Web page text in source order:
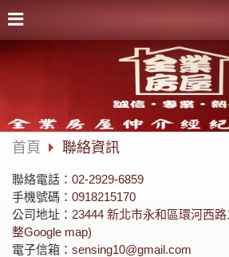
首頁 聯絡資訊
聯絡電話： 02-2929-6859
手機號碼： 0918215170
公司地址： 23444 新北市永和區環河西
整Google map)
電子信箱： sensing10@gmail.com